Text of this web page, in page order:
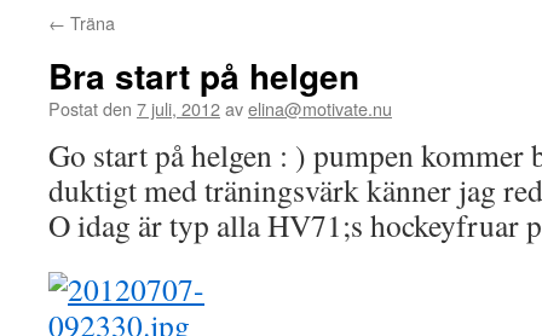
← Träna
Bra start på helgen
Postat den 7 juli, 2012avelina@motivate.nu
Go start på helgen : ) pumpen
duktigt med träningsvärk känner jag
O idag är typ alla HV71;s hockeyfruar